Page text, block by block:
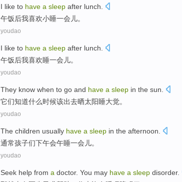
I like to have a sleep after lunch.
午饭后我喜欢小睡一会儿。
youdao
I like to have a sleep after lunch
午饭后我喜欢睡一会儿。
youdao
They know when to go and have a sleep in the sun
它们知道什么时候该出去晒太阳睡大觉。
youdao
The children usually have a sleep in the afternoon
通常孩子们下午会午睡一会儿。
youdao
Seek help from a doctor. You may have a sleep disorder.